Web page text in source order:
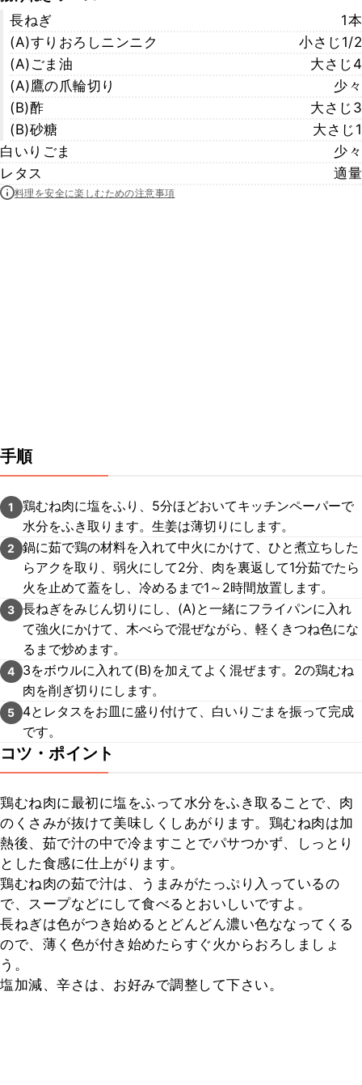
長ねぎ
1本
(A)すりおろしニンニク
小さじ1/2
(A)ごま油
大さじ4
(A)鷹の爪輪切り
少々
(B)酢
大さじ3
(B)砂糖
大さじ1
白いりごま
少々
レタス
適量
料理を安全に楽しむための注意事項
手順
1
鶏むね肉に塩をふり、5分ほどおいてキッチンペーパーで
水分をふき取ります。生姜は薄切りにします。
2
鍋に茹で鶏の材料を入れて中火にかけて、ひと煮立ちした
らアクを取り、弱火にして2分、肉を裏返して1分茹でたら
火を止めて蓋をし、冷めるまで1～2時間放置します。
3 長ねぎをみじん切りにし、(A)と一緒にフライパンに入れ
て強火にかけて、木べらで混ぜながら、軽くきつね色にな
るまで炒めます。
4
3をボウルに入れて(B)を加えてよく混ぜます。2の鶏むね
肉を削ぎ切りにします。
5
4とレタスをお皿に盛り付けて、白いりごまを振って完成
です。
コツ・ポイント
鶏むね肉に最初に塩をふって水分をふき取ることで、肉
のくさみが抜けて美味しくしあがります。鶏むね肉は加
熱後、茹で汁の中で冷ますことでパサつかず、しっとり
とした食感に仕上がります。
鶏むね肉の茹で汁は、うまみがたっぷり入っているの
で、スープなどにして食べるとおいしいですよ。
長ねぎは色がつき始めるとどんどん濃い色ななってくる
ので、薄く色が付き始めたらすぐ火からおろしましょ
う。
塩加減、辛さは、お好みで調整して下さい。